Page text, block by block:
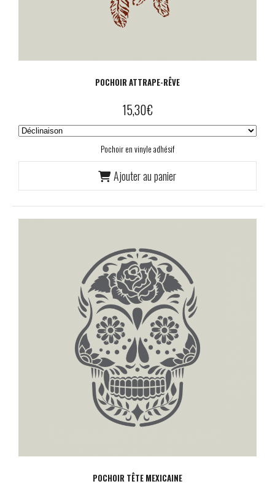
POCHOIR ATTRAPE-RÊVE
15,30€
Pochoir en vinyle adhésif
Ajouter au panier
POCHOIR TÊTE MEXICAINE